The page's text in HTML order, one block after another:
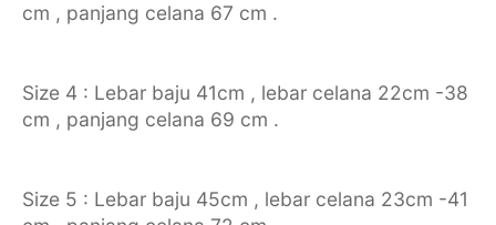
cm , panjang celana 67 cm .
Size 4 : Lebar baju 41cm , lebar celana 22cm -38
cm , panjang celana 69 cm .
Size 5 : Lebar baju 45cm , lebar celana 23cm -41